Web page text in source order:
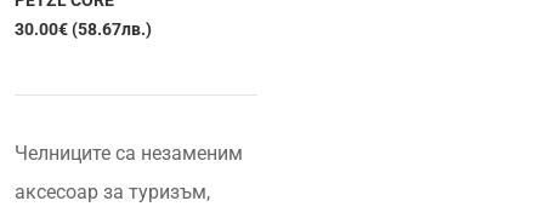
Челниците са незаменим
аксесоар за туризъм,
30.00€ (58.67лв.)